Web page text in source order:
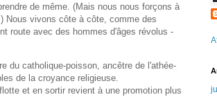
de même. (Mais nous nous forçons à
Nous vivons côte à côte, comme des
route avec des hommes d'âges révolus -
du catholique-poisson, ancêtre de l'athée-
de la croyance religieuse.
et en sortir revient à une promotion plus